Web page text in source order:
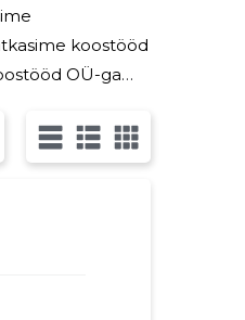
koostööd